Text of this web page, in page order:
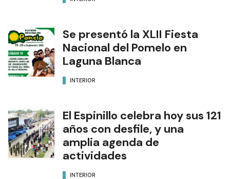
Se presentó la XLII Fiesta
Nacional del Pomelo en
Laguna Blanca
INTERIOR
El Espinillo celebra hoy sus 121
años con desfile, y una
amplia agenda de
actividades
INTERIOR